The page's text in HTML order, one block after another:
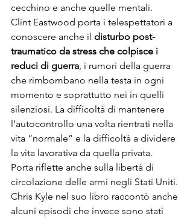
cecchino e anche quelle mentali.
Clint Eastwood porta i telespettatori a
conoscere anche il disturbo post-
traumatico da stress che colpisce i
reduci di guerra, i rumori della guerra
che rimbombano nella testa in ogni
momento e soprattutto nei in quelli
silenziosi. La difficoltà di mantenere
l’autocontrollo una volta rientrati nella
vita “normale” e la difficoltà a dividere
la vita lavorativa da quella privata.
Porta riflette anche sulla libertà di
circolazione delle armi negli Stati Uniti.
Chris Kyle nel suo libro raccontò anche
alcuni episodi che invece sono stati